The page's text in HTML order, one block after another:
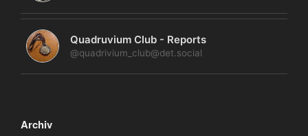
Quadruvium Club - Reports
@quadrivium_club@det.social
Archiv